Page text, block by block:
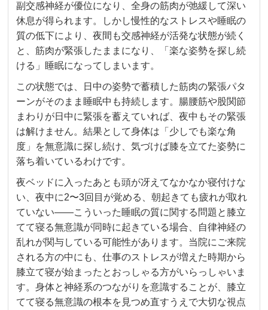
副交感神経が優位になり、全身の筋肉が弛緩して深い
休息が得られます。しかし慢性的なストレスや睡眠の
質の低下により、夜間も交感神経が活発な状態が続く
と、筋肉が緊張したままになり、「楽な姿勢を探し続
ける」睡眠になってしまいます。
この状態では、日中の姿勢で蓄積した筋肉の緊張パタ
ーンがそのまま睡眠中も持続します。腸腰筋や股関節
まわりが日中に緊張を蓄えていれば、夜中もその緊張
は解けません。結果として身体は「少しでも楽な角
度」を無意識に探し続け、気づけば膝を立てた姿勢に
落ち着いているわけです。
夜ベッドに入ったあとも頭が冴えてなかなか寝付けな
い、夜中に2〜3回目が覚める、朝起きても疲れが取れ
ていない――こういった睡眠の質に関する問題と膝立
てて寝る無意識が同時に起きている場合、自律神経の
乱れが関与している可能性があります。当院にご来院
される方の中にも、仕事のストレスが増えた時期から
膝立て寝が始まったとおっしゃる方がいらっしゃいま
す。身体と神経系のつながりを意識することが、膝立
てて寝る無意識の根本を見つめ直すうえで大切な視点